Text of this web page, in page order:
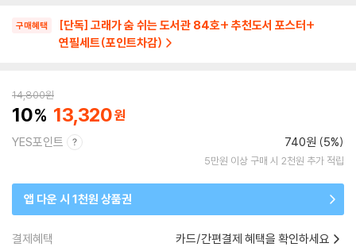
구매혜택
[단독] 고래가 숨 쉬는 도서관 84호+ 추천도서 포스터+
연필세트(포인트차감)
14,800원
10 13,320
YES포인트 740원 (5%)
5만원 이상 구매 시 2천원 추가 적립
앱 다운 시 1천원 상품권
결제혜택 카드/간편결제 혜택을 확인하세요